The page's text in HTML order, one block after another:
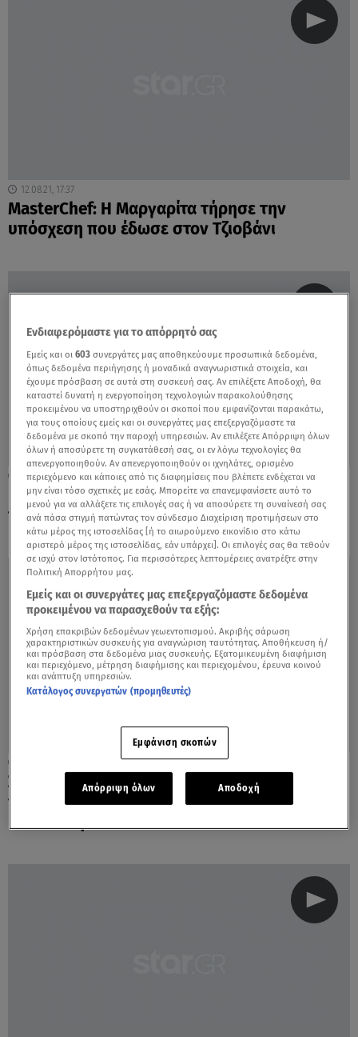
12.08.21, 17:37
MasterChef: Η Μαργαρίτα τήρησε την
υπόσχεση που έδωσε στον Τζιοβάνι
05.08.21, 11:28
Πεντανόστιμο ελάφι με σελινόριζα και
τάρτα λειχήνα
Συνταγή για αποδομημένο
γαλακτομπούρεκο από τη Μαργαρίτα
Ενδιαφερόμαστε για το απόρρητό σας
Εμείς και οι603 συνεργάτες μας αποθηκεύουμε προσωπικά δεδομένα,
όπως δεδομένα περιήγησης ή μοναδικά αναγνωριστικά στοιχεία, και
έχουμε πρόσβαση σε αυτά στη συσκευή σας. Αν επιλέξετε Αποδοχή, θα
καταστεί δυνατή η ενεργοποίηση τεχνολογιών παρακολούθησης
προκειμένου να υποστηριχθούν οι σκοποί που εμφανίζονται παρακάτω,
για τους οποίους εμείς και οι συνεργάτες μας επεξεργαζόμαστε τα
δεδομένα με σκοπό την παροχή υπηρεσιών. Αν επιλέξετε Απόρριψη όλων
όλων ή αποσύρετε τη συγκατάθεσή σας, οι εν λόγω τεχνολογίες θα
απενεργοποιηθούν. Αν απενεργοποιηθούν οι ιχνηλάτες, ορισμένο
περιεχόμενο και κάποιες από τις διαφημίσεις που βλέπετε ενδέχεται να
μην είναι τόσο σχετικές με εσάς. Μπορείτε να επανεμφανίσετε αυτό το
μενού για να αλλάξετε τις επιλογές σας ή να αποσύρετε τη συναίνεσή σας
ανά πάσα στιγμή πατώντας τον σύνδεσμο Διαχείριση προτιμήσεων στο
κάτω μέρος της ιστοσελίδας [ή το αιωρούμενο εικονίδιο στο κάτω
αριστερό μέρος της ιστοσελίδας, εάν υπάρχει]. Οι επιλογές σας θα τεθούν
σε ισχύ στον Ιστότοπος. Για περισσότερες λεπτομέρειες ανατρέξτε στην
Πολιτική Απορρήτου μας.
Εμείς και οι συνεργάτες μας επεξεργαζόμαστε δεδομένα
προκειμένου να παρασχεθούν τα εξής:
Χρήση επακριβών δεδομένων γεωεντοπισμού. Ακριβής σάρωση
χαρακτηριστικών συσκευής για αναγνώριση ταυτότητας. Αποθήκευση ή/
και πρόσβαση στα δεδομένα μιας συσκευής. Εξατομικευμένη διαφήμιση
και περιεχόμενο, μέτρηση διαφήμισης και περιεχομένου, έρευνα κοινού
και ανάπτυξη υπηρεσιών.
Κατάλογος συνεργατών (προμηθευτές)
Εμφάνιση σκοπών
Απόρριψη όλων Αποδοχή